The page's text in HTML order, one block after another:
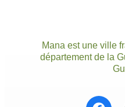
Mana est une ville
département de la